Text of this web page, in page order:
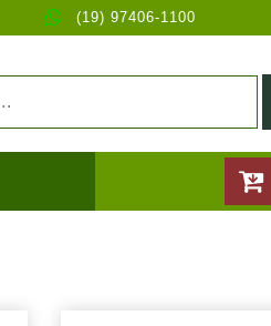
(19) 97406-1100